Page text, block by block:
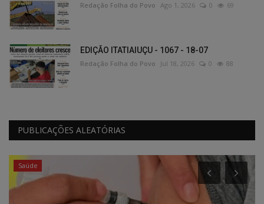
Redação Folha do Povo Ago 1, 2026 0 69
EDIÇÃO ITATIAIUÇU - 1067 - 18-07
Redação Folha do Povo Jul 18, 2026 0 88
PUBLICAÇÕES ALEATÓRIAS
Saúde